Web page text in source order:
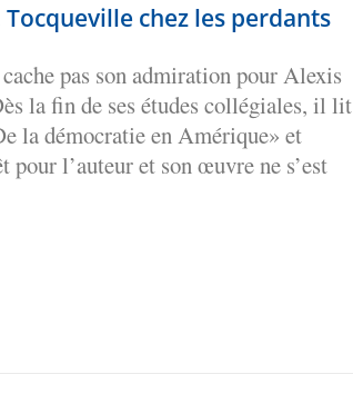
Tocqueville chez les perdants
pas son admiration pour Alexis
la fin de ses études collégiales, il lit
la démocratie en Amérique» et
pour l’auteur et son œuvre ne s’est